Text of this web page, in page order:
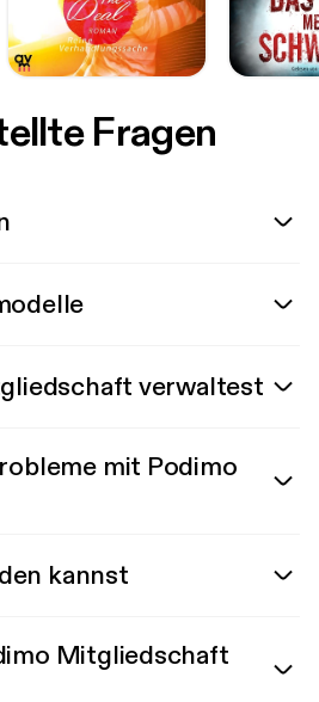
Fragen
verwaltest
mit Podimo
kannst
Mitgliedschaft